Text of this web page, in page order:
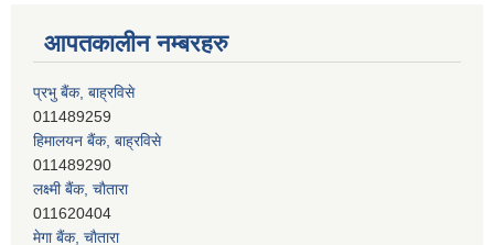
आपतकालीन नम्बरहरु
प्रभु बैंक, बाह्रविसे
011489259
हिमालयन बैंक, बाह्रविसे
011489290
लक्ष्मी बैंक, चाैतारा
011620404
मेगा बैंक, चाैतारा